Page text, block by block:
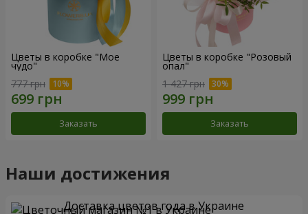
Цветы в коробке "Мое
чудо"
777 грн
Заказать
Цветы в коробке "Розовый
опал"
1 427 грн
Заказать
Наши достижения
Доставка цветов года в Украине